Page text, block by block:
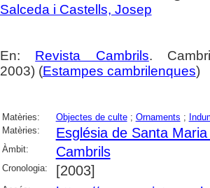
Salceda i Castells, Josep
En: Revista Cambrils.
2003) (Estampes cambrilenques)
Matèries: Objectes de culte; Ornaments ;
Matèries:
Església de Santa
Àmbit: Cambrils
Cronologia: [2003]